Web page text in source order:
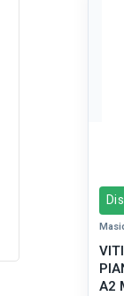
A2